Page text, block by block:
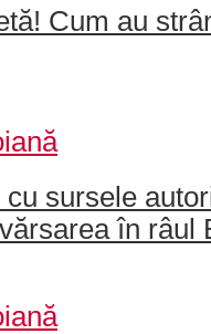
Cum au
sursele
în râul